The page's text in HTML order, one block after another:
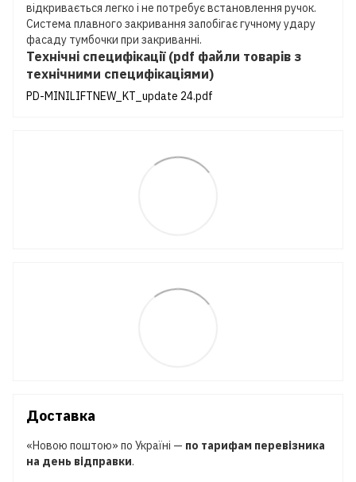
відкривається легко і не потребує встановлення ручок.
Система плавного закривання запобігає гучному удару
фасаду тумбочки при закриванні.
Технічні специфікації (pdf файли товарів з
технічними специфікаціями)
PD-MINILIFTNEW_KT_update 24.pdf
Доставка
«Новою поштою» по Україні — по тарифам перевізника
на день відправки.